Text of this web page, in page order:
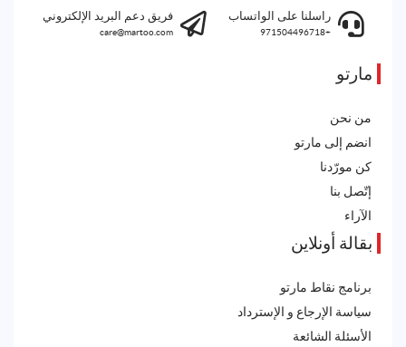
راسلنا على الواتساب
+971504496718
فريق دعم البريد الإلكتروني
care@martoo.com
مارتو
من نحن
انضم إلى مارتو
كن مورّدنا
إتّصل بنا
الآراء
بقالة أونلاين
برنامج نقاط مارتو
سياسة الإرجاع و الإسترداد
الأسئلة الشائعة